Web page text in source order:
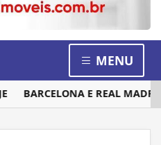
MENU
BARCELONA E REAL